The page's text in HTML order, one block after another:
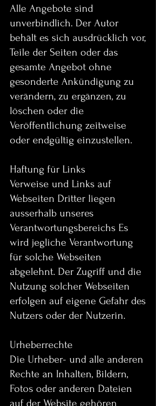
Alle Angebote sind
unverbindlich. Der Autor
behält es sich ausdrücklich vor,
Teile der Seiten oder das
gesamte Angebot ohne
gesonderte Ankündigung zu
verändern, zu ergänzen, zu
löschen oder die
Veröffentlichung zeitweise
oder endgültig einzustellen.
Haftung für Links
Verweise und Links auf
Webseiten Dritter liegen
ausserhalb unseres
Verantwortungsbereichs Es
wird jegliche Verantwortung
für solche Webseiten
abgelehnt. Der Zugriff und die
Nutzung solcher Webseiten
erfolgen auf eigene Gefahr des
Nutzers oder der Nutzerin.
Urheberrechte
Die Urheber- und alle anderen
Rechte an Inhalten, Bildern,
Fotos oder anderen Dateien
auf der Website gehören